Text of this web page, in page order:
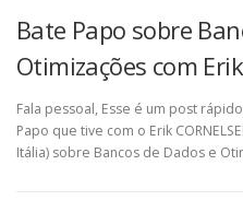
Bate Papo sobre
Otimizações com Erik
Fala pessoal, Esse é um post
Papo que tive com o Erik
Itália) sobre Bancos de Dados e